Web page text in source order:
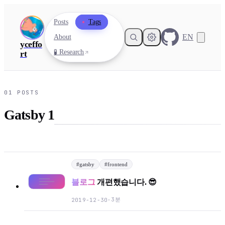
yceffo
rt
Posts
Tags
About
🧪 Research
EN
01 POSTS
Gatsby 1
#gatsby #frontend
블로그 개편했습니다. 😎
2019-12-30 · 3분